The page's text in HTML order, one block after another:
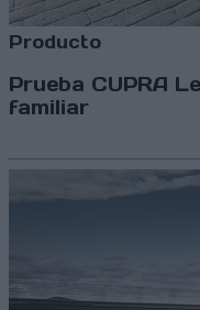
Producto
Prueba CUPRA
familiar